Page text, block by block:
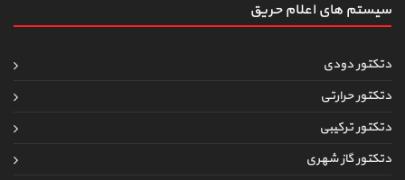
سیستم های اعلام حریق
دتکتور دودی
دتکتور حرارتی
دتکتور ترکیبی
دتکتور گاز شهری